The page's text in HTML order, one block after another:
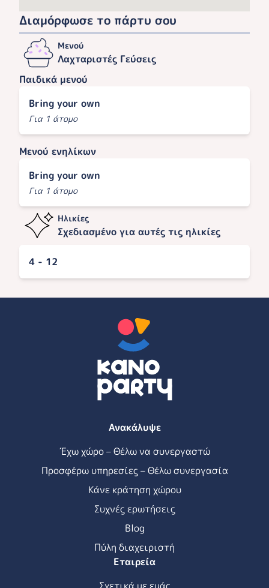
Διαμόρφωσε το πάρτυ σου
Μενού
Λαχταριστές Γεύσεις
Παιδικά μενού
Bring your own
Για 1 άτομο
Μενού ενηλίκων
Bring your own
Για 1 άτομο
Ηλικίες
Σχεδιασμένο για αυτές τις ηλικίες
4 - 12
Ανακάλυψε
Έχω χώρο – Θέλω να συνεργαστώ
Προσφέρω υπηρεσίες – Θέλω συνεργασία
Κάνε κράτηση χώρου
Συχνές ερωτήσεις
Blog
Πύλη διαχειριστή
Εταιρεία